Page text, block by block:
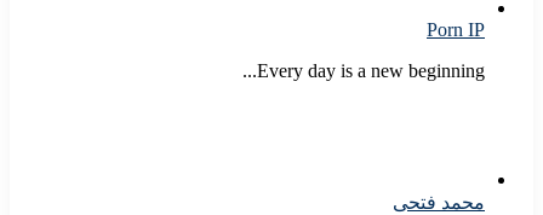
Porn IP
Every day is a new beginning...
محمد فتحى